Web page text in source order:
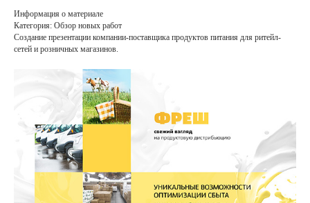
Информация о материале
Категория: Обзор новых работ
Создание презентации компании-поставщика продуктов питания для ритейл-
сетей и розничных магазинов.